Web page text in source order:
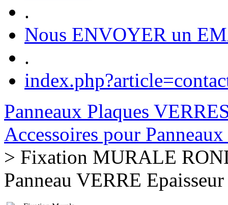
.
Nous ENVOYER un
.
Panneaux Plaques
Accessoires pour
> Fixation MURALE
Panneau VERRE